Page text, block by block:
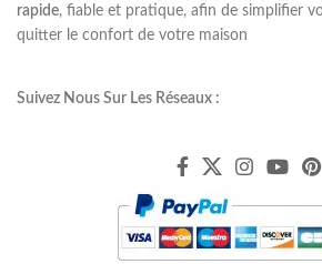
rapide, fiable et pratique, afin de simplifier
quitter le confort de votre maison
Suivez Nous Sur Les Réseaux :